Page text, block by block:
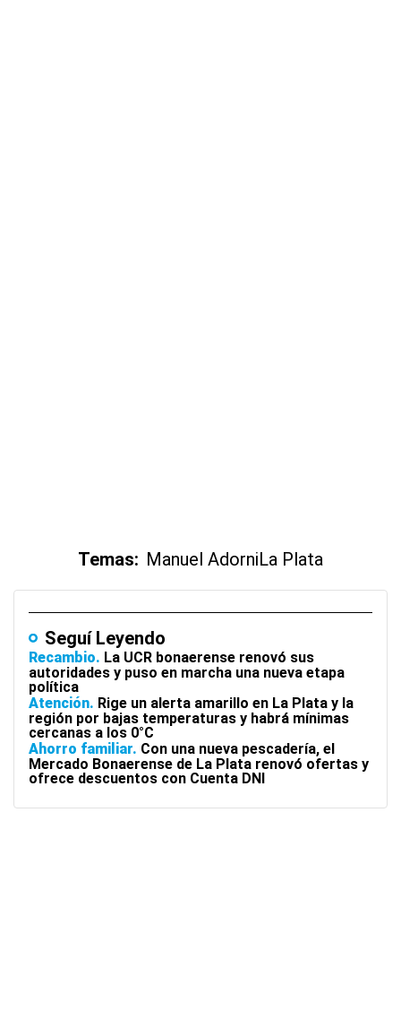
Temas: Manuel AdorniLa Plata
Seguí Leyendo
Recambio La UCR bonaerense renovó sus
autoridades y puso en marcha una nueva etapa
política
Atención Rige un alerta amarillo en La Plata y la
región por bajas temperaturas y habrá mínimas
cercanas a los 0°C
Ahorro familiar Con una nueva pescadería, el
Mercado Bonaerense de La Plata renovó ofertas y
ofrece descuentos con Cuenta DNI